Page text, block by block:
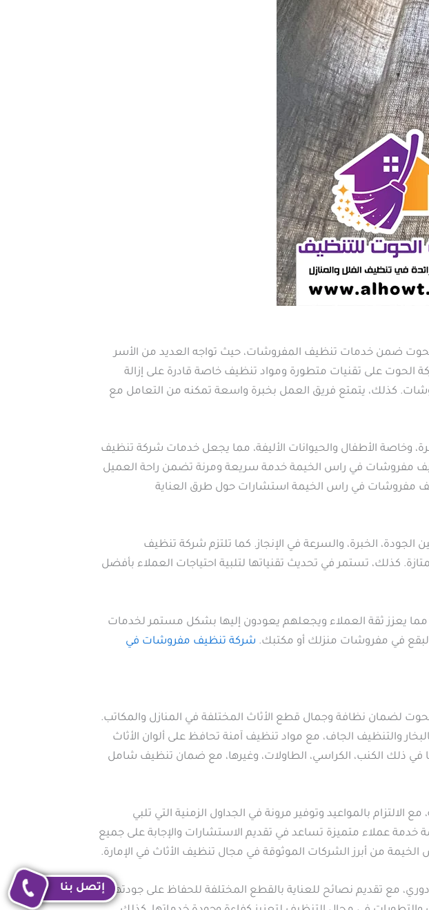
ضمن خدمات تنظيف المفروشات، حيث تواجه العديد من الأسر
على تقنيات متطورة ومواد تنظيف خاصة قادرة على إزالة
كذلك، يتمتع فريق العمل بخبرة واسعة تمكنه من التعامل مع
وخاصة الأطفال والحيوانات الأليفة، مما يجعل خدمات شركة تنظيف
مفروشات في راس الخيمة خدمة سريعة ومرنة تضمن راحة العميل
مفروشات في راس الخيمة استشارات حول طرق العناية
الخبرة، والسرعة في الإنجاز. كما تلتزم شركة تنظيف
كذلك، تستمر في تحديث تقنياتها لتلبية احتياجات العملاء بأفضل
يعزز ثقة العملاء ويجعلهم يعودون إليها بشكل مستمر لخدمات
في مفروشات منزلك أو مكتبك. شركة تنظيف مفروشات في
لضمان نظافة وجمال قطع الأثاث المختلفة في المنازل والمكاتب.
والتنظيف الجاف، مع مواد تنظيف آمنة تحافظ على ألوان الأثاث
في ذلك الكنب، الكراسي، الطاولات، وغيرها، مع ضمان تنظيف شامل
بالمواعيد وتوفير مرونة في الجداول الزمنية التي تلبي
عملاء متميزة تساعد في تقديم الاستشارات والإجابة على جميع
من أبرز الشركات الموثوقة في مجال تنظيف الأثاث في الإمارة.
مع تقديم نصائح للعناية بالقطع المختلفة للحفاظ على جودتها
إتصل بنا